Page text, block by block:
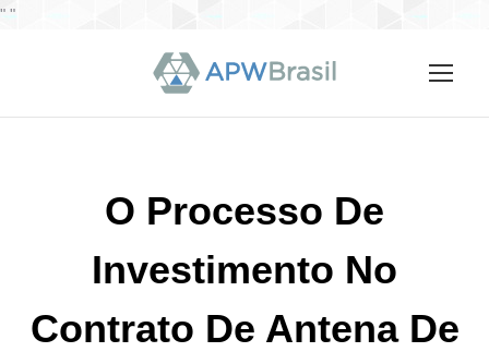
" "
O Processo De
Investimento No
Contrato De Antena De